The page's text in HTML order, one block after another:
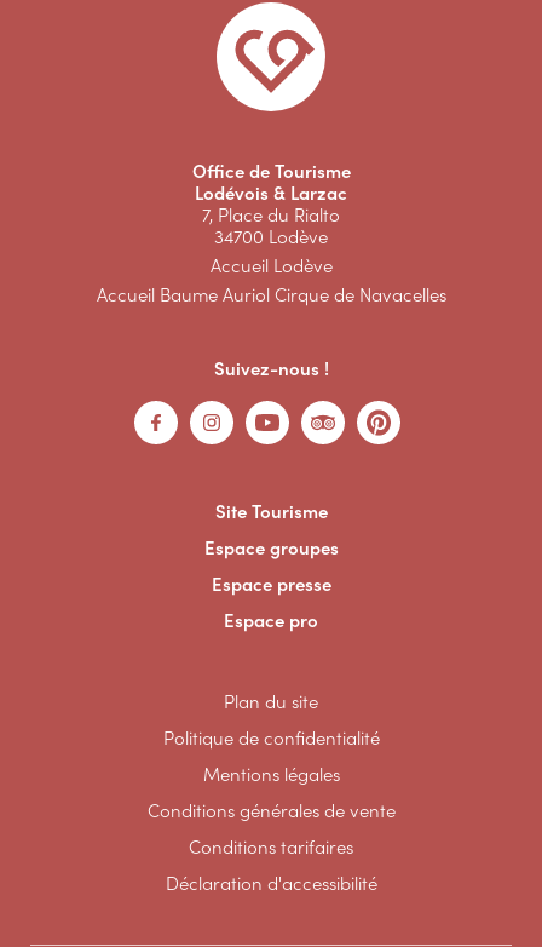
Office de Tourisme
Lodévois & Larzac
7, Place du Rialto
34700 Lodève
Accueil Lodève
Accueil Baume Auriol Cirque de Navacelles
Suivez-nous !
Site Tourisme
Espace groupes
Espace presse
Espace pro
Plan du site
Politique de confidentialité
Mentions légales
Conditions générales de vente
Conditions tarifaires
Déclaration d'accessibilité